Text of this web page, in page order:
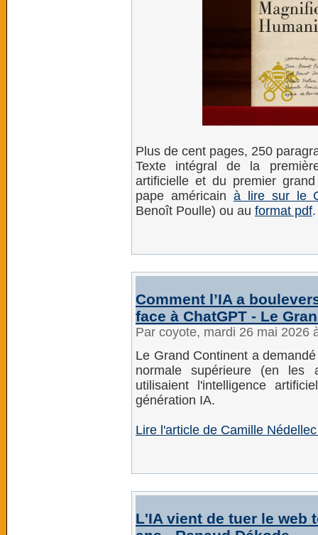
Plus de cent pages, 250
Texte intégral de la
artificielle et du premier
pape américain à lire sur le
Benoît Poulle) ou au format pdf.
Comment l’IA a
face à ChatGPT - Le
Par coyote, mardi 26 mai 2026
Le Grand Continent a
normale supérieure (en les
utilisaient l'intelligence
génération IA.
Lire l'article de Camille
L'IA vient de tuer le web